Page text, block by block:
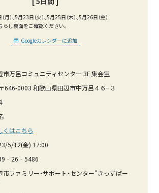
月）、5月23日（火）、5月25日（木）、5月26日（金）
らし裏面をご確認ください。
Googleカレンダーに追加
市万呂コミュニティセンター 3F 集会室
〒646-0003 和歌山県田辺市中万呂４６−３
くはこちら
5/12(金) 17:00
市ファミリー・サポート・センター"きっずぱー